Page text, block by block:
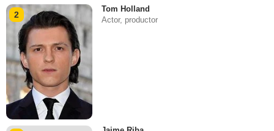
2
Tom Holland
Actor, productor